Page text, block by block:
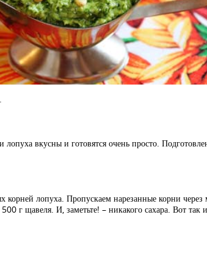
вкусны и готовятся очень просто.
корней лопуха. Пропускаем нарезанные корни
г щавеля. И, заметьте! – никакого сахара. Вот